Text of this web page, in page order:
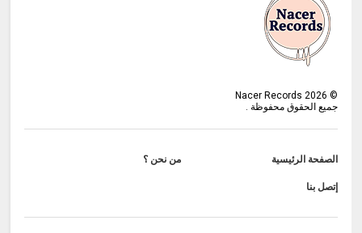
©
2026
جميع الحقوق محفوظة .
الصفحة الرئيسية من نحن ؟
إتصل بنا